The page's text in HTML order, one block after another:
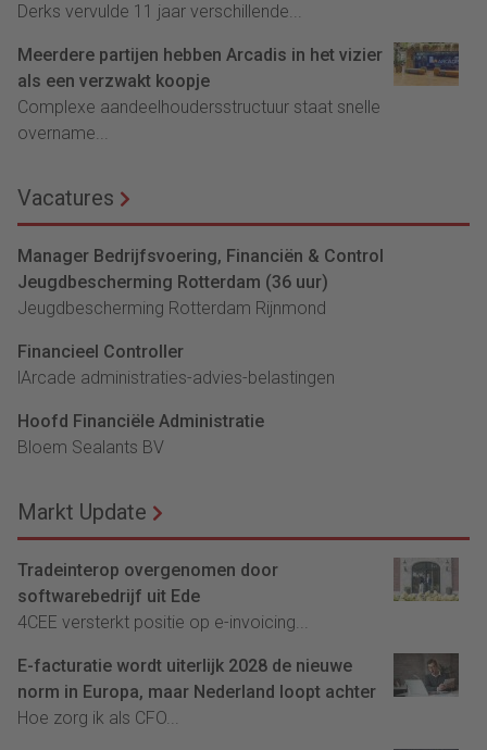
Derks vervulde 11 jaar verschillende...
Meerdere partijen hebben Arcadis in het vizier
als een verzwakt koopje
Complexe aandeelhoudersstructuur staat snelle
overname...
Vacatures
Manager Bedrijfsvoering, Financiën & Control
Jeugdbescherming Rotterdam (36 uur)
Jeugdbescherming Rotterdam Rijnmond
Financieel Controller
lArcade administraties-advies-belastingen
Hoofd Financiële Administratie
Bloem Sealants BV
Markt Update
Tradeinterop overgenomen door
softwarebedrijf uit Ede
4CEE versterkt positie op e-invoicing...
E-facturatie wordt uiterlijk 2028 de nieuwe
norm in Europa, maar Nederland loopt achter
Hoe zorg ik als CFO...